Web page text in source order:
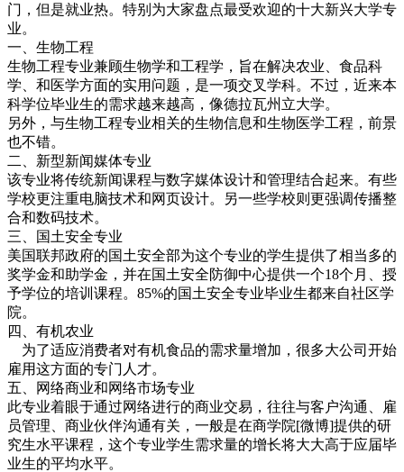
门，但是就业热。特别为大家盘点最受欢迎的十大新兴大学专
业。
一、生物工程
生物工程专业兼顾生物学和工程学，旨在解决农业、食品科
学、和医学方面的实用问题，是一项交叉学科。不过，近来本
科学位毕业生的需求越来越高，像德拉瓦州立大学。
另外，与生物工程专业相关的生物信息和生物医学工程，前景
也不错。
二、新型新闻媒体专业
该专业将传统新闻课程与数字媒体设计和管理结合起来。有些
学校更注重电脑技术和网页设计。另一些学校则更强调传播整
合和数码技术。
三、国土安全专业
美国联邦政府的国土安全部为这个专业的学生提供了相当多的
奖学金和助学金，并在国土安全防御中心提供一个18个月、授
予学位的培训课程。85%的国土安全专业毕业生都来自社区学
院。
四、有机农业
为了适应消费者对有机食品的需求量增加，很多大公司开始
雇用这方面的专门人才。
五、网络商业和网络市场专业
此专业着眼于通过网络进行的商业交易，往往与客户沟通、雇
员管理、商业伙伴沟通有关，一般是在商学院[微博]提供的研
究生水平课程，这个专业学生需求量的增长将大大高于应届毕
业生的平均水平。